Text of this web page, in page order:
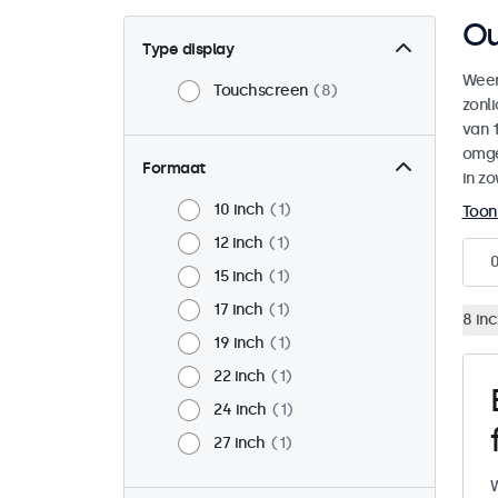
Type display
Touchscreen 8
Formaat
10 inch
1
12 inch
1
15 inch
1
17 inch
1
19 inch
1
22 inch
1
24 inch
1
27 inch
1
van
in
0
8